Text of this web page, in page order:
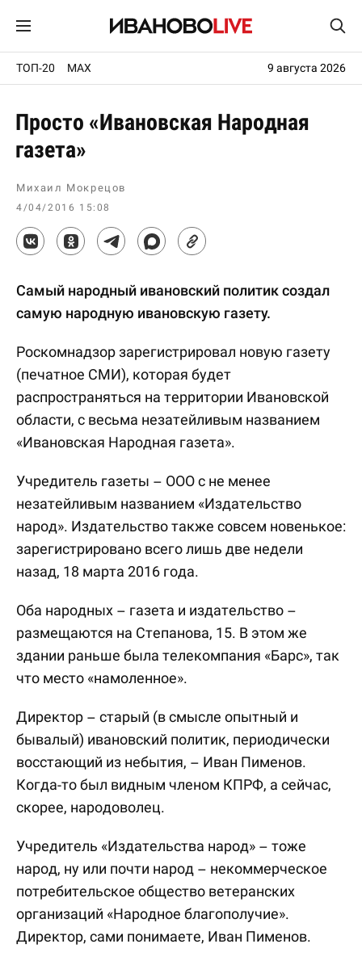
ТОП-20 MAX 9 августа 2026
Просто «Ивановская Народная
газета»
Михаил Мокрецов
4/04/2016 15:08
Самый народный ивановский политик создал
самую народную ивановскую газету.
Роскомнадзор зарегистрировал новую газету
(печатное СМИ), которая будет
распространяться на территории Ивановской
области, с весьма незатейливым названием
«Ивановская Народная газета».
Учредитель газеты – ООО с не менее
незатейливым названием «Издательство
народ». Издательство также совсем новенькое:
зарегистрировано всего лишь две недели
назад, 18 марта 2016 года.
Оба народных – газета и издательство –
размещаются на Степанова, 15. В этом же
здании раньше была телекомпания «Барс», так
что место «намоленное».
Директор – старый (в смысле опытный и
бывалый) ивановский политик, периодически
восстающий из небытия, – Иван Пименов.
Когда-то был видным членом КПРФ, а сейчас,
скорее, народоволец.
Учредитель «Издательства народ» – тоже
народ, ну или почти народ – некоммерческое
потребительское общество ветеранских
организаций «Народное благополучие».
Директор, сами понимаете, Иван Пименов.